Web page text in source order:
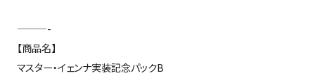
———-
【商品名】
マスター・イェンナ実装記念パックB